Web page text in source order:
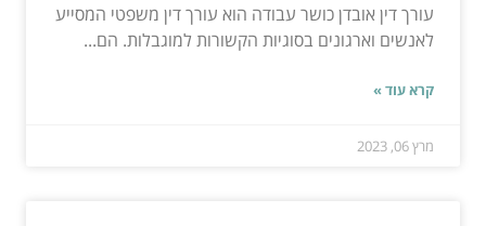
עורך דין אובדן כושר עבודה הוא עורך דין משפטי המסייע
לאנשים וארגונים בסוגיות הקשורות למוגבלות. הם...
קרא עוד »
מרץ 06, 2023